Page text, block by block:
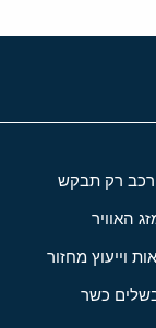
רכב רק תבקש
האוויר
וייעוץ מחזור
כשר